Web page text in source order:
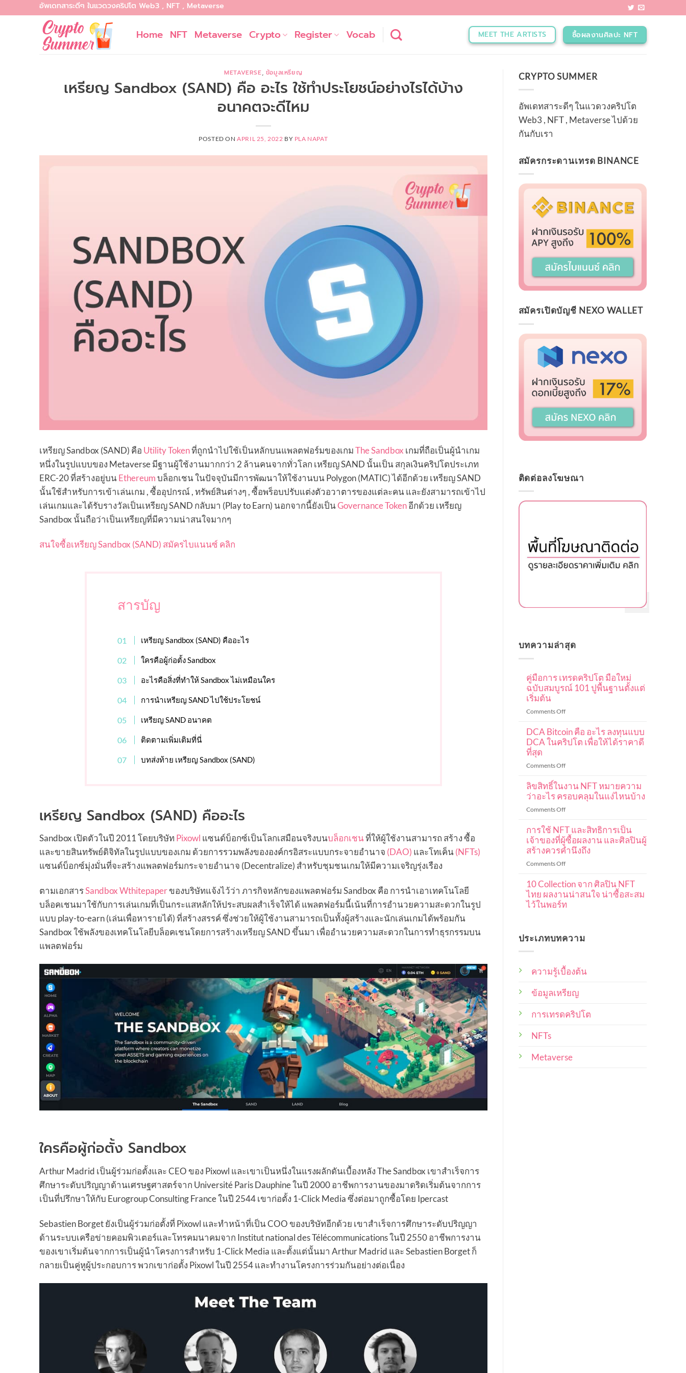
อัพเดทสาระดีๆ ในแวดวงคริปโต Web3 , NFT , Metaverse
Home NFT Metaverse Crypto Register Vocab MEET THE ARTISTS ซื้อผลงานศิลปะ NFT
METAVERSE, ข้อมูลเหรียญ
เหรียญ Sandbox (SAND) คือ อะไร ใช้ทำประโยชน์อย่างไรได้บ้าง
อนาคตจะดีไหม
POSTED ONAPRIL 25, 2022 BY PLA NAPAT
เหรียญ Sandbox (SAND) คือ Utility Tokenที่ถูกนำไปใช้เป็นหลักบนแพลตฟอร์มของเกมThe Sandbox เกมที่ถือเป็นผู้นำเกม
หนึ่งในรูปแบบของ Metaverse มีฐานผู้ใช้งานมากกว่า 2 ล้านคนจากทั่วโลก เหรียญ SAND นั้นเป็น สกุลเงินคริปโตประเภท
ERC-20 ที่สร้างอยู่บน Ethereumบล็อกเชน ในปัจจุบันมีการพัฒนาให้ใช้งานบน Polygon (MATIC) ได้อีกด้วย เหรียญ SAND
นั้นใช้สำหรับการเข้าเล่นเกม , ซื้ออุปกรณ์ , ทรัพย์สินต่างๆ , ซื้อพร็อบปรับแต่งตัวอวาตารของแต่ละคน และยังสามารถเข้าไป
เล่นเกมและได้รับรางวัลเป็นเหรียญ SAND กลับมา (Play to Earn) นอกจากนี้ยังเป็นGovernance Tokenอีกด้วย เหรียญ
Sandbox นั้นถือว่าเป็นเหรียญที่มีความน่าสนใจมากๆ
สนใจซื้อเหรียญ Sandbox (SAND) สมัครไบแนนซ์ คลิก
สารบัญ
เหรียญ Sandbox (SAND) คืออะไร
ใครคือผู้ก่อตั้ง Sandbox
อะไรคือสิ่งที่ทำให้ Sandbox ไม่เหมือนใคร
การนำเหรียญ SAND ไปใช้ประโยชน์
เหรียญ SAND อนาคต
ติดตามเพิ่มเติมที่นี่
บทส่งท้าย เหรียญ Sandbox (SAND)
เหรียญ Sandbox (SAND) คืออะไร
Sandbox เปิดตัวในปี 2011 โดยบริษัท Pixowl แซนด์บ็อกซ์เป็นโลกเสมือนจริงบนบล็อกเชนที่ให้ผู้ใช้งานสามารถ สร้าง ซื้อ
และขายสินทรัพย์ดิจิทัลในรูปแบบของเกม ด้วยการรวมพลังขององค์กรอิสระแบบกระจายอำนาจ (DAO) และโทเค็น (NFTs)
แซนด์บ็อกซ์มุ่งมั่นที่จะสร้างแพลตฟอร์มกระจายอำนาจ (Decentralize) สำหรับชุมชนเกมให้มีความเจริญรุ่งเรือง
ตามเอกสารSandbox Wthitepaperของบริษัทแจ้งไว้ว่า ภารกิจหลักของแพลตฟอร์ม Sandbox คือ การนำเอาเทคโนโลยี
บล็อคเชนมาใช้กับการเล่นเกมที่เป็นกระแสหลักให้ประสบผลสำเร็จให้ได้ แพลตฟอร์มนี้เน้นที่การอำนวยความสะดวกในรูป
แบบ play-to-earn (เล่นเพื่อหารายได้) ที่สร้างสรรค์ ซึ่งช่วยให้ผู้ใช้งานสามารถเป็นทั้งผู้สร้างและนักเล่นเกมได้พร้อมกัน
Sandbox ใช้พลังของเทคโนโลยีบล็อคเชนโดยการสร้างเหรียญ SAND ขึ้นมา เพื่ออำนวยความสะดวกในการทำธุรกรรมบน
แพลตฟอร์ม
ใครคือผู้ก่อตั้ง Sandbox
Arthur Madrid เป็นผู้ร่วมก่อตั้งและ CEO ของ Pixowl และเขาเป็นหนึ่งในแรงผลักดันเบื้องหลัง The Sandbox เขาสำเร็จการ
ศึกษาระดับปริญญาด้านเศรษฐศาสตร์จาก Université Paris Dauphine ในปี 2000 อาชีพการงานของมาดริดเริ่มต้นจากการ
เป็นที่ปรึกษาให้กับ Eurogroup Consulting France ในปี 2544 เขาก่อตั้ง 1-Click Media ซึ่งต่อมาถูกซื้อโดย Ipercast
Sebastien Borget ยังเป็นผู้ร่วมก่อตั้งที่ Pixowl และทำหน้าที่เป็น COO ของบริษัทอีกด้วย เขาสำเร็จการศึกษาระดับปริญญา
ด้านระบบเครือข่ายคอมพิวเตอร์และโทรคมนาคมจาก Institut national des Télécommunications ในปี 2550 อาชีพการงาน
ของเขาเริ่มต้นจากการเป็นผู้นำโครงการสำหรับ 1-Click Media และตั้งแต่นั้นมา Arthur Madrid และ Sebastien Borget ก็
กลายเป็นคู่หูผู้ประกอบการ พวกเขาก่อตั้ง Pixowl ในปี 2554 และทำงานโครงการร่วมกันอย่างต่อเนื่อง
CRYPTO SUMMER
อัพเดทสาระดีๆ ในแวดวงคริปโต
Web3 , NFT , Metaverse ไปด้วย
กันกับเรา
สมัครกระดานเทรด BINANCE
สมัครเปิดบัญชี NEXO WALLET
ติดต่อลงโฆษณา
บทความล่าสุด
คู่มือการ เทรดคริปโต มือใหม่
ฉบับสมบูรณ์ 101 ปูพื้นฐานตั้งแต่
เริ่มต้น
Comments Offon
การ
เท
ริ
มือ
ใหม่
ฉบับ
101
ปู
พื้น
ตั้งแต่
ต้น
DCA Bitcoin คือ อะไร ลงทุนแบบ
DCA ในคริปโต เพื่อให้ได้ราคาดี
ที่สุด
Comments Offon
Bitcoin
คือ
ลงทุน
DCA
ใน
ค
ริ
เพื่อ
ให้
ได้
ลิขสิทธิ์ในงาน NFT หมายความ
ว่าอะไร ครอบคลุมในแง่ไหนบ้าง
Comments Offon
ใน
งาน
NFT
ว่า
ครอบคลุม
ใน
แง่
การใช้ NFT และสิทธิการเป็น
เจ้าของที่ผู้ซื้อผลงาน และศิลปินผู้
สร้างควรคำนึงถึง
Comments Offon
ใช้
NFT
และ
เจ้าของ
ซื้อ
งาน
และ
ศิลปิน
ผู้
ถึง
10 Collection จาก ศิลปิน NFT
ไทย ผลงานน่าสนใจ น่าซื้อสะสม
ไว้ในพอร์ท
10
Collection
จาก
ไทย
น่า
ซื้อ
ประเภทบทความ
ความรู้เบื้องต้น
ข้อมูลเหรียญ
การเทรดคริปโต
NFTs
Metaverse